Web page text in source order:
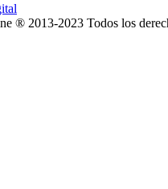
® 2013-2023 Todos los